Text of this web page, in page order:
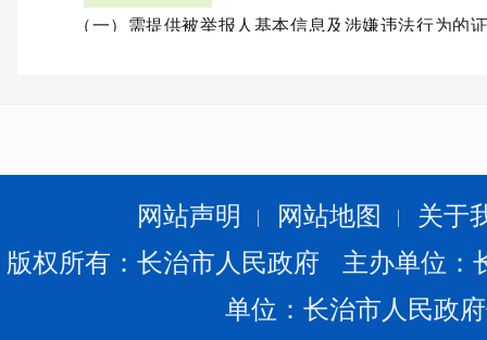
（一）需提供被举报人基本信息及涉嫌违法行为的
2025年6月10日
网站声明 网站地图
关于
版权所有：长治市人民政府 主办单位
单位：长治市人民政